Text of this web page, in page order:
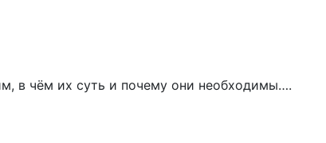
в чём их суть и почему они необходимы….